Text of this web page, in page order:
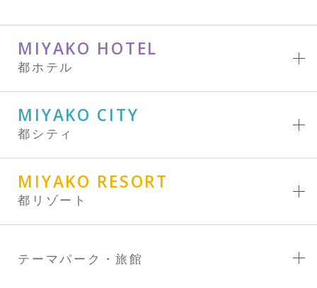
MIYAKO HOTEL
都ホテル
MIYAKO CITY
都シティ
MIYAKO RESORT
都リゾート
テーマパーク・旅館